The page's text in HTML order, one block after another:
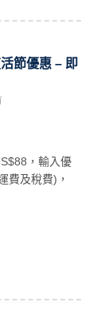
節優惠 – 即
，輸入優
費及稅費)，